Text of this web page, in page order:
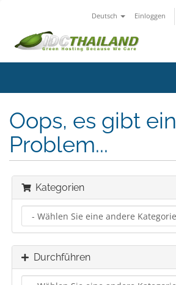
Deutsch Einloggen
Oops, es gibt ein
Problem...
Kategorien
Durchführen